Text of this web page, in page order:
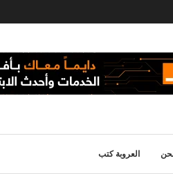
العروبة كتب